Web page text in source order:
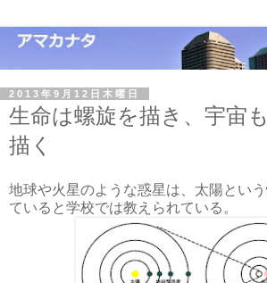
2013年9月12日木曜日
生命は螺旋を描き、宇宙
描く
地球や火星のような惑星は、太陽とい
ていると学校では教えられている。